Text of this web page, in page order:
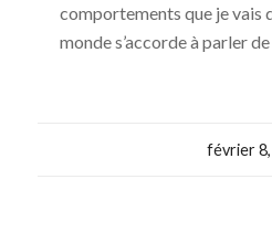
comportements que je vais
monde s’accorde à parler
février